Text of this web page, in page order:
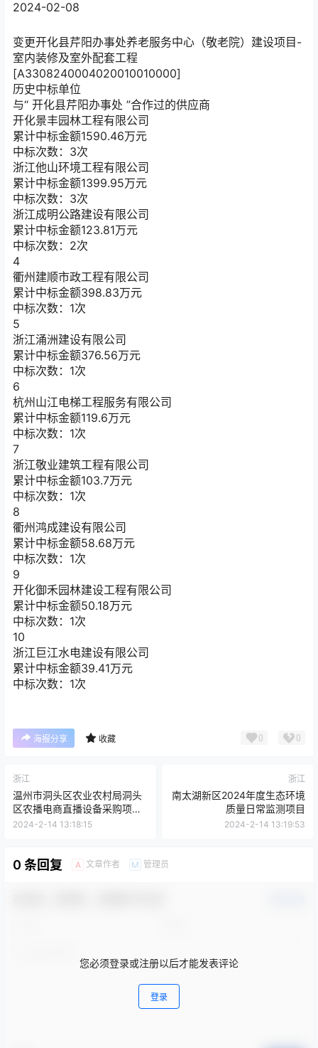
2024-02-08
变更开化县芹阳办事处养老服务中心（敬老院）建设项目-
室内装修及室外配套工程
[A3308240004020010010000]
历史中标单位
与“ 开化县芹阳办事处 ”合作过的供应商
开化景丰园林工程有限公司
累计中标金额1590.46万元
中标次数：3次
浙江他山环境工程有限公司
累计中标金额1399.95万元
中标次数：3次
浙江成明公路建设有限公司
累计中标金额123.81万元
中标次数：2次
4
衢州建顺市政工程有限公司
累计中标金额398.83万元
中标次数：1次
5
浙江涌洲建设有限公司
累计中标金额376.56万元
中标次数：1次
6
杭州山江电梯工程服务有限公司
累计中标金额119.6万元
中标次数：1次
7
浙江敬业建筑工程有限公司
累计中标金额103.7万元
中标次数：1次
8
衢州鸿成建设有限公司
累计中标金额58.68万元
中标次数：1次
9
开化御禾园林建设工程有限公司
累计中标金额50.18万元
中标次数：1次
10
浙江巨江水电建设有限公司
累计中标金额39.41万元
中标次数：1次
海报分享 收藏 0 0
浙江
温州市洞头区农业农村局洞头
区农播电商直播设备采购项目
项目
2024-2-14 13:18:15
浙江
南太湖新区2024年度生态环境
质量日常监测项目
2024-2-14 13:19:53
0 条回复 A 文章作者 M 管理员
您必须登录或注册以后才能发表评论
登录